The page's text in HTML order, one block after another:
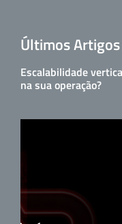
Últimos Artigos
Escalabilidade
na sua operação?